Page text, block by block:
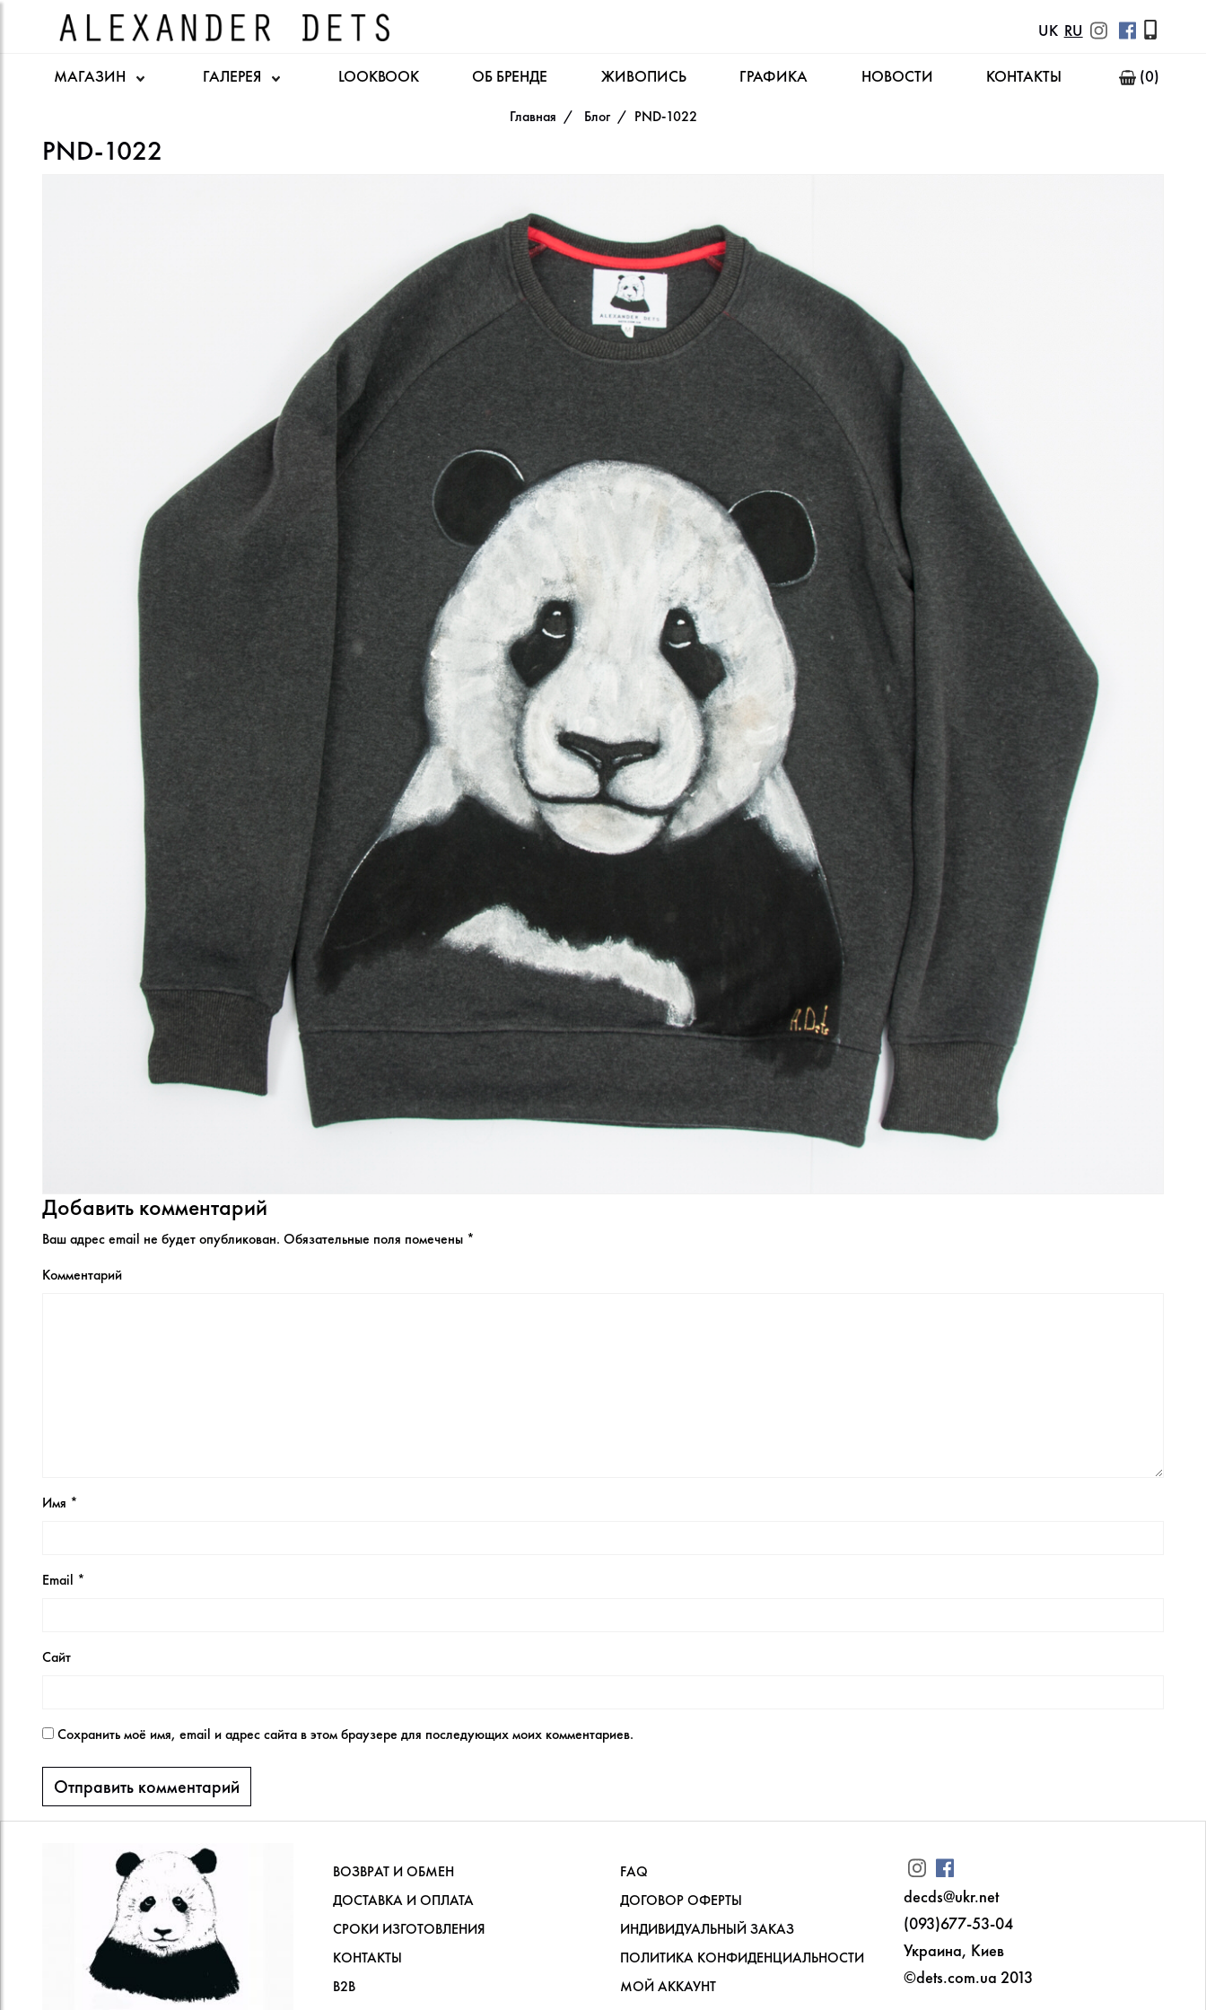
UK RU
МАГАЗИН ГАЛЕРЕЯ LOOKBOOK ОБ БРЕНДЕ ЖИВОПИСЬ ГРАФИКА НОВОСТИ КОНТАКТЫ (0)
Главная Блог PND-1022
PND-1022
Добавить комментарий
Ваш адрес email не будет опубликован. Обязательные поля помечены *
Комментарий
Имя *
Email *
Сайт
Сохранить моё имя, email и адрес сайта в этом браузере для последующих моих комментариев.
ВОЗВРАТ И ОБМЕН
ДОСТАВКА И ОПЛАТА
СРОКИ ИЗГОТОВЛЕНИЯ
КОНТАКТЫ
В2В
FAQ
ДОГОВОР ОФЕРТЫ
ИНДИВИДУАЛЬНЫЙ ЗАКАЗ
ПОЛИТИКА КОНФИДЕНЦИАЛЬНОСТИ
МОЙ АККАУНТ
decds@ukr.net
(093)677-53-04
Украина, Киев
©dets.com.ua 2013